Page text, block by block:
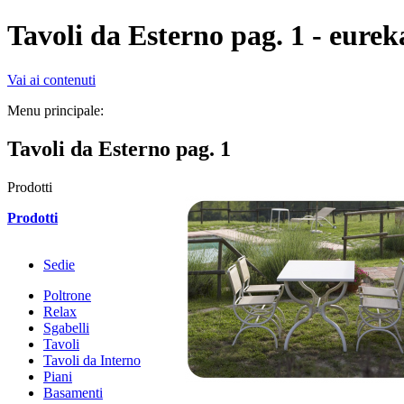
Tavoli da Esterno pag. 1 -
Vai ai contenuti
Menu principale:
Tavoli da Esterno pag. 1
Prodotti
Prodotti
Sedie
Poltrone
Relax
Sgabelli
Tavoli
Tavoli da Interno
Piani
Basamenti